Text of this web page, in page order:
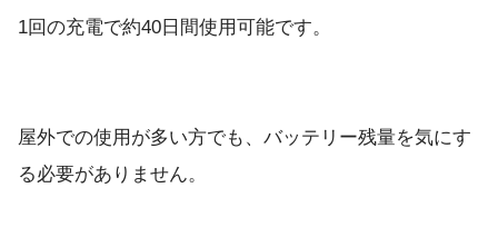
1回の充電で約40日間使用可能です。
屋外での使用が多い方でも、バッテリー残量を気にす
る必要がありません。